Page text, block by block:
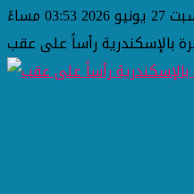
2026 03:53 مساءً
بالإسكندرية رأساً على عقب